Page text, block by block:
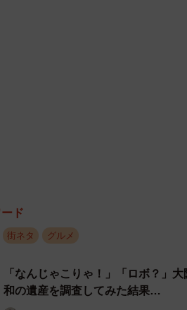
ド
街ネタ グルメ
「なんじゃこりゃ！」「ロボ？」
和の遺産を調査してみた結果…